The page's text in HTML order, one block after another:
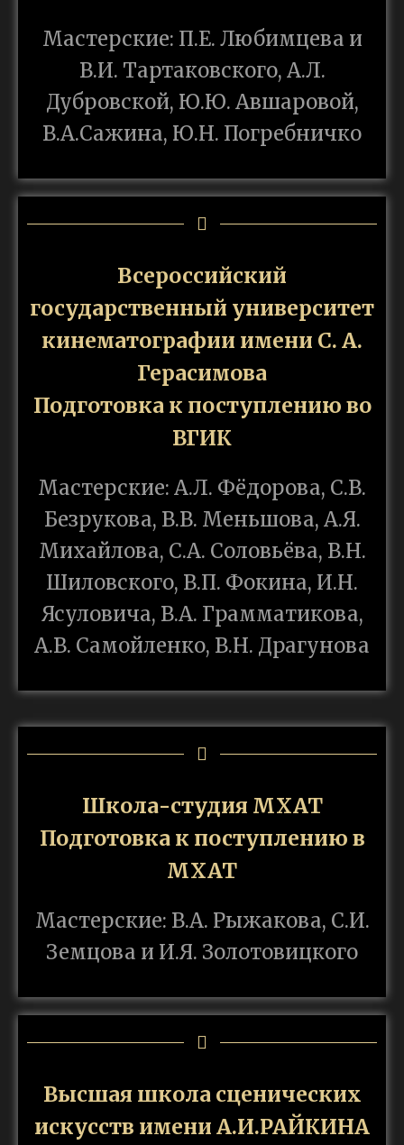
Мастерские: П.Е. Любимцева и
В.И. Тартаковского, А.Л.
Дубровской, Ю.Ю. Авшаровой,
В.А.Сажина, Ю.Н. Погребничко
Всероссийский
государственный университет
кинематографии имени С. А.
Герасимова
Подготовка к поступлению во
ВГИК
Мастерские: А.Л. Фёдорова, С.В.
Безрукова, В.В. Меньшова, А.Я.
Михайлова, С.А. Соловьёва, В.Н.
Шиловского, В.П. Фокина, И.Н.
Ясуловича, В.А. Грамматикова,
А.В. Самойленко, В.Н. Драгунова
Школа-студия МХАТ
Подготовка к поступлению в
МХАТ
Мастерские: В.А. Рыжакова, С.И.
Земцова и И.Я. Золотовицкого
Высшая школа сценических
искусств имени А.И.РАЙКИНА